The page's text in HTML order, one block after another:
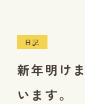
日記
新年明け
います。